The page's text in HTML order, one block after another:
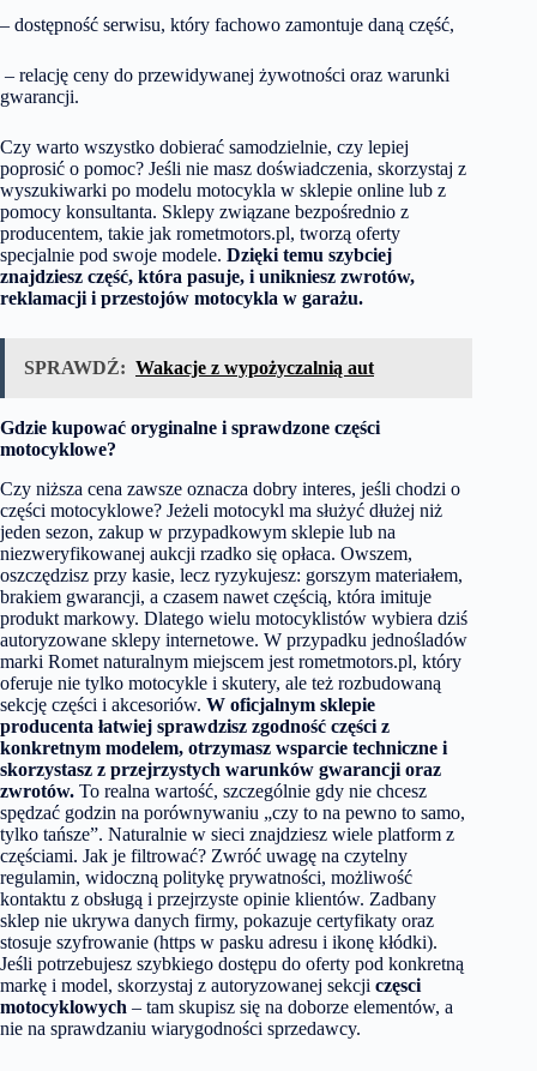
– dostępność serwisu, który fachowo zamontuje daną część,
– relację ceny do przewidywanej żywotności oraz warunki
gwarancji.
Czy warto wszystko dobierać samodzielnie, czy lepiej
poprosić o pomoc? Jeśli nie masz doświadczenia, skorzystaj z
wyszukiwarki po modelu motocykla w sklepie online lub z
pomocy konsultanta. Sklepy związane bezpośrednio z
producentem, takie jak rometmotors.pl, tworzą oferty
specjalnie pod swoje modele. Dzięki temu szybciej
znajdziesz część, która pasuje, i unikniesz zwrotów,
reklamacji i przestojów motocykla w garażu.
SPRAWDŹ: Wakacje z wypożyczalnią aut
Gdzie kupować oryginalne i sprawdzone części
motocyklowe?
Czy niższa cena zawsze oznacza dobry interes, jeśli chodzi o
części motocyklowe? Jeżeli motocykl ma służyć dłużej niż
jeden sezon, zakup w przypadkowym sklepie lub na
niezweryfikowanej aukcji rzadko się opłaca. Owszem,
oszczędzisz przy kasie, lecz ryzykujesz: gorszym materiałem,
brakiem gwarancji, a czasem nawet częścią, która imituje
produkt markowy. Dlatego wielu motocyklistów wybiera dziś
autoryzowane sklepy internetowe. W przypadku jednośladów
marki Romet naturalnym miejscem jest rometmotors.pl, który
oferuje nie tylko motocykle i skutery, ale też rozbudowaną
sekcję części i akcesoriów. W oficjalnym sklepie
producenta łatwiej sprawdzisz zgodność części z
konkretnym modelem, otrzymasz wsparcie techniczne i
skorzystasz z przejrzystych warunków gwarancji oraz
zwrotów. To realna wartość, szczególnie gdy nie chcesz
spędzać godzin na porównywaniu „czy to na pewno to samo,
tylko tańsze”. Naturalnie w sieci znajdziesz wiele platform z
częściami. Jak je filtrować? Zwróć uwagę na czytelny
regulamin, widoczną politykę prywatności, możliwość
kontaktu z obsługą i przejrzyste opinie klientów. Zadbany
sklep nie ukrywa danych firmy, pokazuje certyfikaty oraz
stosuje szyfrowanie (https w pasku adresu i ikonę kłódki).
Jeśli potrzebujesz szybkiego dostępu do oferty pod konkretną
markę i model, skorzystaj z autoryzowanej sekcji częsci
motocyklowych – tam skupisz się na doborze elementów, a
nie na sprawdzaniu wiarygodności sprzedawcy.